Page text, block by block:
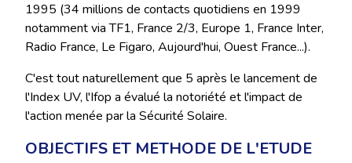
1995 (34 millions de contacts quotidiens en 1999
notamment via TF1, France 2/3, Europe 1, France Inter,
Radio France, Le Figaro, Aujourd'hui, Ouest France...).
C'est tout naturellement que 5 après le lancement de
l'Index UV, l'Ifop a évalué la notoriété et l'impact de
l'action menée par la Sécurité Solaire.
OBJECTIFS ET METHODE DE L'ETUDE